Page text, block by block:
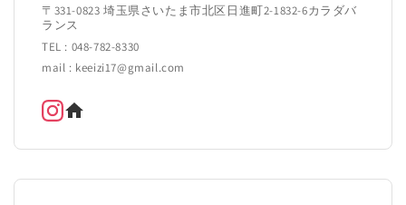
〒331-0823 埼玉県さいたま市北区日進町2-1832-6カラダバ
ランス
TEL : 048-782-8330
mail : keeizi17@gmail.com